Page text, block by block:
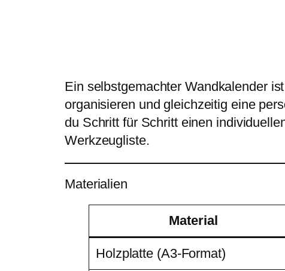
Ein selbstgemachter Wandkalender
organisieren und gleichzeitig eine
du Schritt für Schritt einen
Werkzeugliste.
Materialien
Material
Holzplatte (A3-Format)